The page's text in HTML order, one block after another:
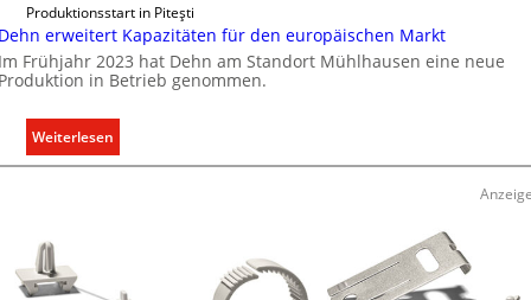
Produktionsstart in Piteşti
erweitert Kapazitäten für den europäischen Markt
Frühjahr 2023 hat Dehn am Standort Mühlhausen eine neue
in Betrieb genommen.
Weiterlesen
D